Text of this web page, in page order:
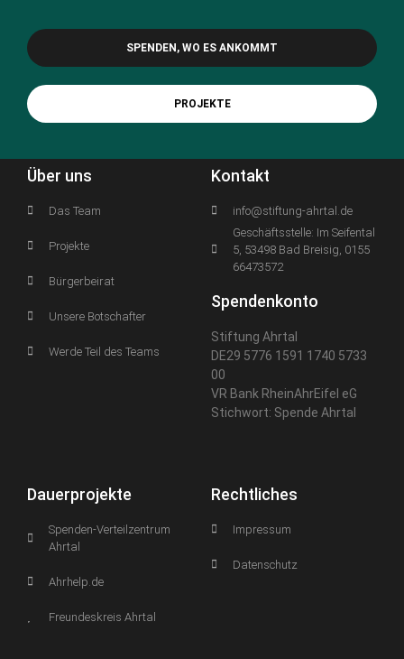
SPENDEN, WO ES ANKOMMT
PROJEKTE
Über uns
Das Team
Projekte
Bürgerbeirat
Unsere Botschafter
Werde Teil des Teams
Kontakt
info@stiftung-ahrtal.de
Geschäftsstelle: Im Seifental
5, 53498 Bad Breisig, 0155
66473572
Spendenkonto
Stiftung Ahrtal
DE29 5776 1591 1740 5733
00
VR Bank RheinAhrEifel eG
Stichwort: Spende Ahrtal
Dauerprojekte
Spenden-Verteilzentrum
Ahrtal
Ahrhelp.de
Freundeskreis Ahrtal
Rechtliches
Impressum
Datenschutz